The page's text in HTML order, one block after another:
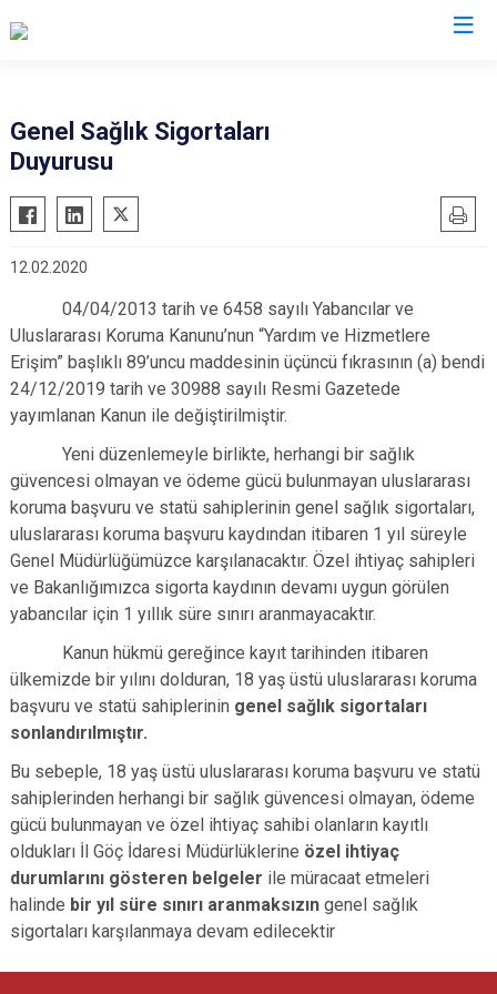
Genel Sağlık Sigortaları
Duyurusu
12.02.2020
04/04/2013 tarih ve 6458 sayılı Yabancılar ve
Uluslararası Koruma Kanunu’nun “Yardım ve Hizmetlere
Erişim” başlıklı 89’uncu maddesinin üçüncü fıkrasının (a) bendi
24/12/2019 tarih ve 30988 sayılı Resmi Gazetede
yayımlanan Kanun ile değiştirilmiştir.
Yeni düzenlemeyle birlikte, herhangi bir sağlık
güvencesi olmayan ve ödeme gücü bulunmayan uluslararası
koruma başvuru ve statü sahiplerinin genel sağlık sigortaları,
uluslararası koruma başvuru kaydından itibaren 1 yıl süreyle
Genel Müdürlüğümüzce karşılanacaktır. Özel ihtiyaç sahipleri
ve Bakanlığımızca sigorta kaydının devamı uygun görülen
yabancılar için 1 yıllık süre sınırı aranmayacaktır.
Kanun hükmü gereğince kayıt tarihinden itibaren
ülkemizde bir yılını dolduran, 18 yaş üstü uluslararası koruma
başvuru ve statü sahiplerinin genel sağlık sigortaları
sonlandırılmıştır.
Bu sebeple, 18 yaş üstü uluslararası koruma başvuru ve statü
sahiplerinden herhangi bir sağlık güvencesi olmayan, ödeme
gücü bulunmayan ve özel ihtiyaç sahibi olanların kayıtlı
oldukları İl Göç İdaresi Müdürlüklerine özel ihtiyaç
durumlarını gösteren belgeler ile müracaat etmeleri
halinde bir yıl süre sınırı aranmaksızın genel sağlık
sigortaları karşılanmaya devam edilecektir